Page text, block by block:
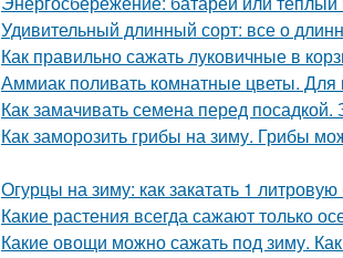
Удивительный длинный сорт: все о
Как правильно сажать луковичные в
Аммиак поливать комнатные цветы. Для
Как замачивать семена перед
Как заморозить грибы на зиму. Грибы
Огурцы на зиму: как закатать 1 литровую
Какие растения всегда сажают только
Какие овощи можно сажать под зиму.